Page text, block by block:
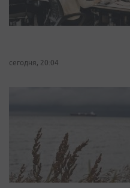
сегодня, 20:04